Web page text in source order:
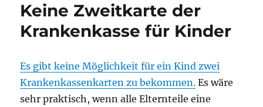
Keine Zweitkarte der
Krankenkasse für Kinder
Es gibt keine Möglichkeit für ein Kind zwei
Krankenkassenkarten zu bekommen. Es wäre
sehr praktisch, wenn alle Elternteile eine